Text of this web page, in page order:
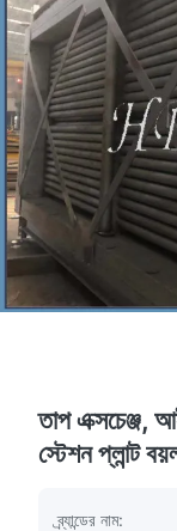
তাপ এক্সচেঞ্জ,
স্টেশন প্লান্ট
ব্র্যান্ডের নাম: